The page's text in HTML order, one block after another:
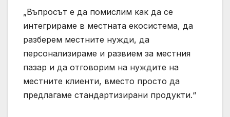
„Въпросът е да помислим как да се
интегрираме в местната екосистема, да
разберем местните нужди, да
персонализираме и развием за местния
пазар и да отговорим на нуждите на
местните клиенти, вместо просто да
предлагаме стандартизирани продукти.“